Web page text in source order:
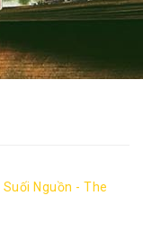
Suối Nguồn - The